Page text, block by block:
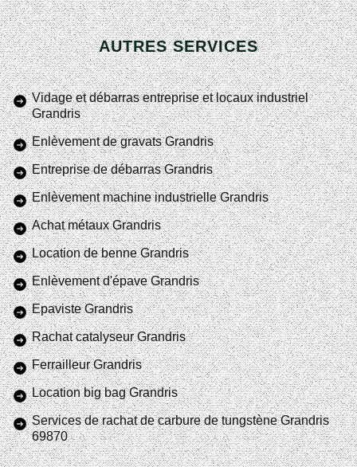
AUTRES SERVICES
Vidage et débarras entreprise et locaux industriel
Grandris
Enlèvement de gravats Grandris
Entreprise de débarras Grandris
Enlèvement machine industrielle Grandris
Achat métaux Grandris
Location de benne Grandris
Enlèvement d'épave Grandris
Epaviste Grandris
Rachat catalyseur Grandris
Ferrailleur Grandris
Location big bag Grandris
Services de rachat de carbure de tungstène Grandris
69870